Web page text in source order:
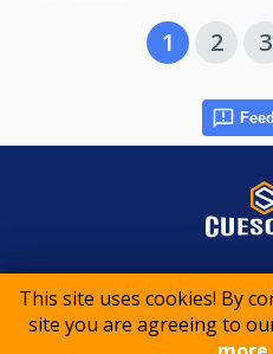
This site uses cookies! By
site you are agreeing to
1 2 3
© 2015-2026